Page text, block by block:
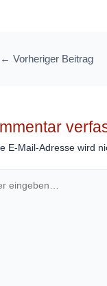
← Vorheriger Beitrag
E-Mail-Adresse wird